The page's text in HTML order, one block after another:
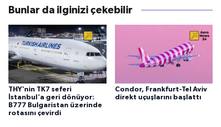
Bunlar da ilginizi çekebilir
THY'nin TK7 seferi
İstanbul'a geri dönüyor:
B777 Bulgaristan üzerinde
rotasını çevirdi
Condor, Frankfurt-Tel Aviv
direkt uçuşlarını başlattı